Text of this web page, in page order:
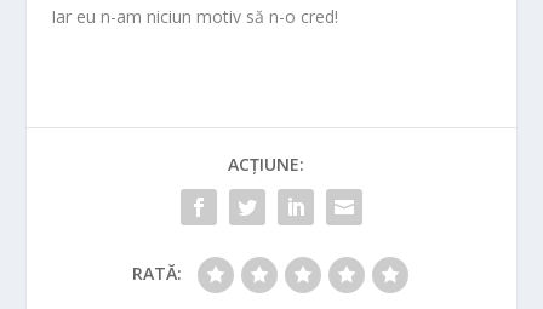
Iar eu n-am niciun motiv să n-o cred!
ACȚIUNE:
RATĂ: